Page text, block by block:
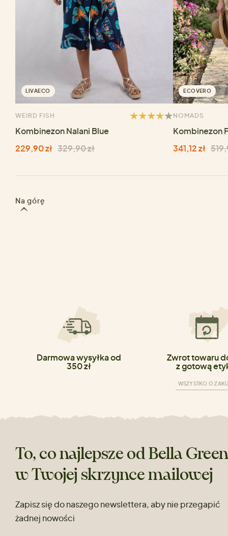
LIVAECO
WEIRD FISH
Kombinezon Nalani Blue
229,90 zł 329,90 zł
ECOVERO
NOMADS
Kombinezon
341,12 zł
Na górę
Darmowa wysyłka od
350 zł
Zwrot towaru
z gotową
WSZYSTKO O
To, co najlepsze od Bella Green
w Twojej skrzynce mailowej
Zapisz się do naszego newslettera, aby nie przegapić
żadnej nowości